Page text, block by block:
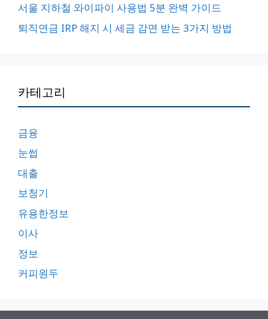
서울 지하철 와이파이 사용법 5분 완벽 가이드
퇴직연금 IRP 해지 시 세금 감면 받는 3가지 방법
카테고리
금융
눈썹
대출
보청기
유용한정보
이사
정보
커피원두